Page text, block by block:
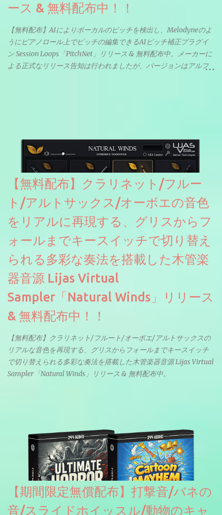
ース & 無料配布中！！
【無料配布】AIによりボーカルのピッチを検出し、Melodyneのよ
うにピアノロール上でピッチの編集できるAIピッチ補正プラグイ
ン Session Loops「PitchNet」リリース & 無料配布中。メーカーに
よる正式なリリース告知は行われましたが、バージョンはアルフ
ソースを元に設計・改良した製品のようです。
【無料配布】クラリネット/フルー
ト/アルトサックス/オーボエの音色
をリアルに再現する、グリスからフ
ォールまでキースイッチで切り替え
られる多彩な奏法を搭載した木管楽
器音源 Lijas Virtual
Sampler「Natural Winds」リリース
& 無料配布中！！
【無料配布】クラリネット/フルート/オーボエ/アルトサックスの
リアルな音色を再現する、グリスからフォールまでキースイッチ
で切り替えられる多彩な奏法を搭載した木管楽器音源 Lijas Virtual
Sampler「Natural Winds」リリース & 無料配布中。
【期間限定無償配布】打撃音/バネの
音/スライドホイッスル/動物のキャ